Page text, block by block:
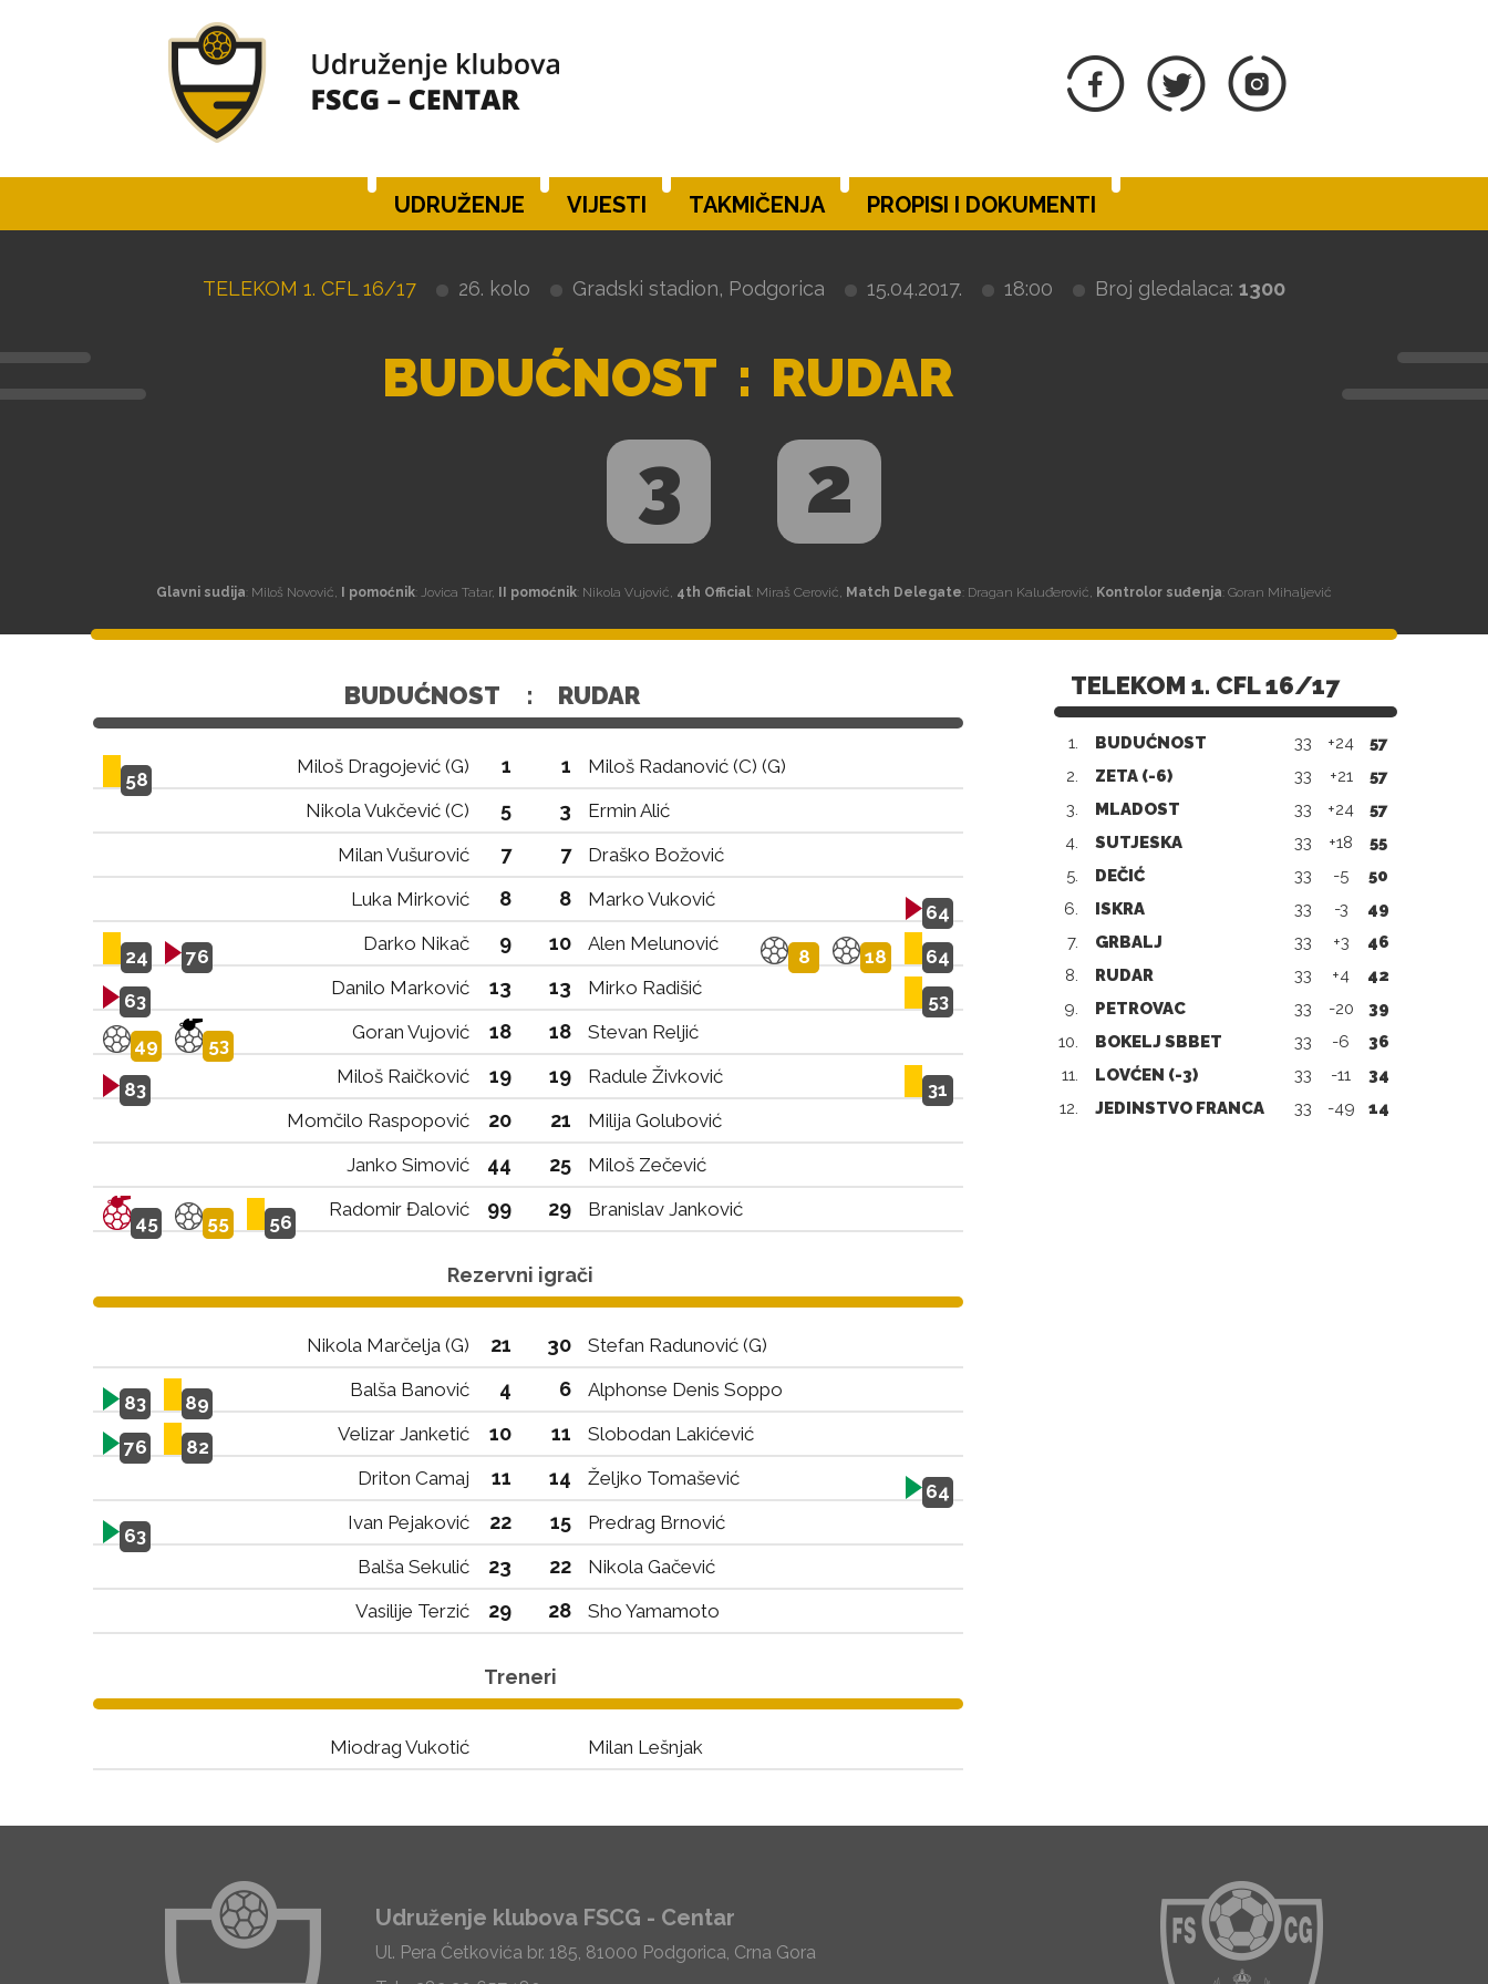
UDRUŽENJE VIJESTI TAKMIČENJA PROPISI I DOKUMENTI
TELEKOM 1. CFL 16/17 26. kolo Gradski stadion, Podgorica 15.04.2017. 18:00 Broj gledalaca: 1300
BUDUĆNOST : RUDAR
3 2
Glavni sudija: Miloš Novović, I pomoćnik: Jovica Tatar, II pomoćnik: Nikola Vujović, 4th Official: Miraš Cerović, Match Delegate: Dragan Kaluđerović, Kontrolor suđenja: Goran Mihaljević
BUDUĆNOST : RUDAR
58
Miloš Dragojević (G) 1 1
Miloš Radanović (C) (G)
Nikola Vukčević (C)
5 3
Ermin Alić
Milan Vušurović
7 7
Draško Božović
Luka Mirković
8 8 Marko Vuković
64
24
76
Darko Nikač 9 10 Alen Melunović
8 18
64
63
Danilo Marković 13 13 Mirko Radišić
53
49
53
Goran Vujović 18 18 Stevan Reljić
83
Miloš Raičković 19 19 Radule Živković
31
Momčilo Raspopović
20 21
Milija Golubović
Janko Simović
44 25 Miloš Zečević
45 55 56
Radomir Đalović 99 29 Branislav Janković
Rezervni igrači
Nikola Marčelja (G) 21 30 Stefan Radunović (G)
83 89
Balša Banović 4 6 Alphonse Denis Soppo
76 82
Velizar Janketić 10 11
Slobodan Lakićević
Driton Camaj
11 14 Željko Tomašević
64
63
Ivan Pejaković 22 15
Predrag Brnović
Balša Sekulić
23 22
Nikola Gačević
Vasilije Terzić
29 28 Sho Yamamoto
Treneri
Miodrag Vukotić Milan Lešnjak
TELEKOM 1. CFL 16/17
1. BUDUĆNOST 33 +24
57
2.
ZETA (-6) 33 +21
57
3.
MLADOST 33 +24
57
4.
SUTJESKA 33 +18
55
5.
DEČIĆ 33 -5
50
6.
ISKRA 33 -3
49
7.
GRBALJ 33 +3
46
8.
RUDAR 33 +4
42
9.
PETROVAC 33 -20
39
10.
BOKELJ SBBET 33 -6
36
11.
LOVĆEN (-3) 33 -11
34
12.
JEDINSTVO FRANCA 33 -49 14
Udruženje klubova FSCG - Centar
Ul. Pera Ćetkovića br. 185, 81000 Podgorica, Crna Gora